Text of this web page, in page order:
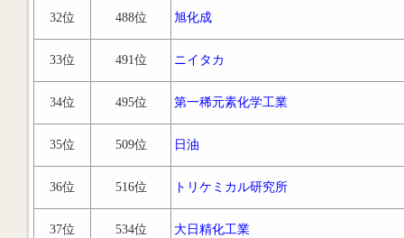
32位 488位 旭化成
33位 491位 ニイタカ
34位 495位 第一稀元素化学工業
35位 509位 日油
36位 516位 トリケミカル研究所
37位 534位 大日精化工業